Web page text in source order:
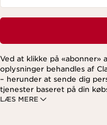
LÆS MERE
Ved at klikke på «abonner»
oplysninger behandles af
– herunder at sende dig
tjenester baseret på din
interesser. Dette kan også